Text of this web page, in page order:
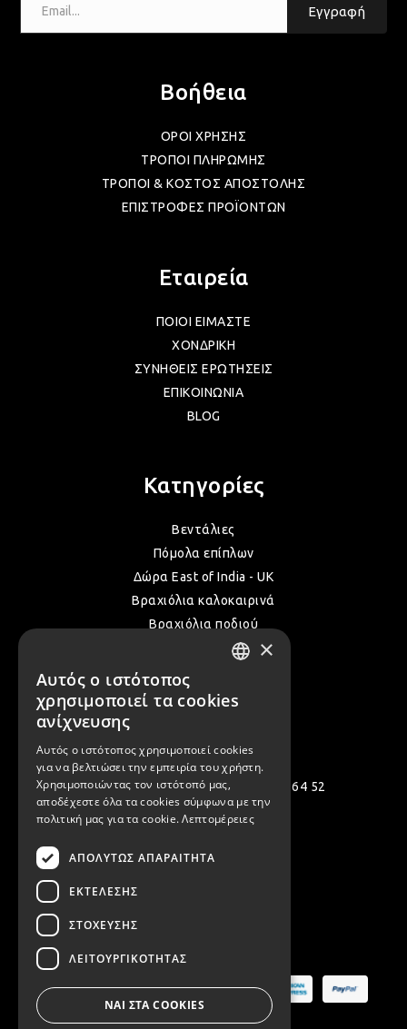
Εγγραφή
Βοήθεια
ΟΡΟΙ ΧΡΗΣΗΣ
ΤΡΟΠΟΙ ΠΛΗΡΩΜΗΣ
ΤΡΟΠΟΙ & ΚΟΣΤΟΣ ΑΠΟΣΤΟΛΗΣ
ΕΠΙΣΤΡΟΦΕΣ ΠΡΟΪΟΝΤΩΝ
Εταιρεία
ΠΟΙΟΙ ΕΙΜΑΣΤΕ
ΧΟΝΔΡΙΚΗ
ΣΥΝΗΘΕΙΣ ΕΡΩΤΗΣΕΙΣ
ΕΠΙΚΟΙΝΩΝΙΑ
BLOG
Κατηγορίες
Βεντάλιες
Πόμολα επίπλων
Δώρα East of India - UK
Βραχιόλια καλοκαιρινά
Βραχιόλια ποδιού
Δακτυλίδια
Όλα τα Καλοκαιρινά μας
Επικοινωνία
Πολεμιστών 12, Αργυρούπολη 164 52
[email protected]
×
Αυτός ο ιστότοπος
χρησιμοποιεί τα cookies
ανίχνευσης
Αυτός ο ιστότοπος χρησιμοποιεί cookies
για να βελτιώσει την εμπειρία του χρήστη.
Χρησιμοποιώντας τον ιστότοπό μας,
αποδέχεστε όλα τα cookies σύμφωνα με την
πολιτική μας για τα cookie. Λεπτομέρειες
ΑΠΟΛΎΤΩΣ ΑΠΑΡΑΊΤΗΤΑ
ΕΚΤΈΛΕΣΗΣ
ΣΤΌΧΕΥΣΗΣ
ΛΕΙΤΟΥΡΓΙΚΌΤΗΤΑΣ
ΝΑΙ ΣΤΑ COOKIES